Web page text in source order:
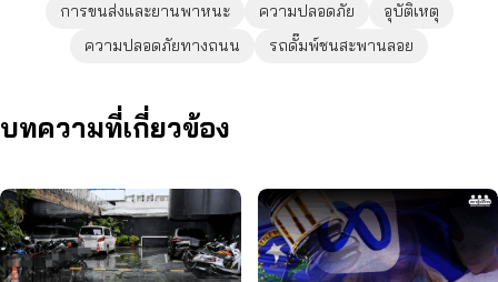
การขนส่งและยานพาหนะ ความปลอดภัย
อุบัติเหตุ
ความปลอดภัยทางถนน
รถดั๊มพ์ชนสะพานลอย
บทความที่เกี่ยวข้อง